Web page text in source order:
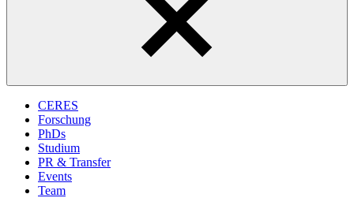
CERES
Forschung
PhDs
Studium
PR & Transfer
Events
Team